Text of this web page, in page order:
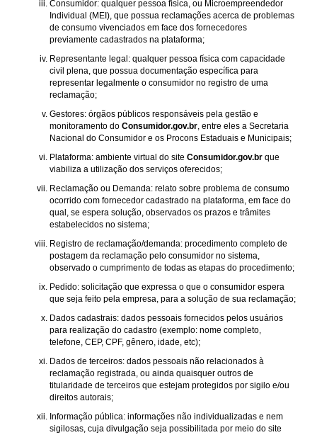
Consumidor: qualquer pessoa física, ou Microempreendedor
Individual (MEI), que possua reclamações acerca de problemas
de consumo vivenciados em face dos fornecedores
previamente cadastrados na plataforma;
Representante legal: qualquer pessoa física com capacidade
civil plena, que possua documentação específica para
representar legalmente o consumidor no registro de uma
reclamação;
Gestores: órgãos públicos responsáveis pela gestão e
monitoramento do Consumidor.gov.br, entre eles a Secretaria
Nacional do Consumidor e os Procons Estaduais e Municipais;
Plataforma: ambiente virtual do site Consumidor.gov.br que
viabiliza a utilização dos serviços oferecidos;
Reclamação ou Demanda: relato sobre problema de consumo
ocorrido com fornecedor cadastrado na plataforma, em face do
qual, se espera solução, observados os prazos e trâmites
estabelecidos no sistema;
Registro de reclamação/demanda: procedimento completo de
postagem da reclamação pelo consumidor no sistema,
observado o cumprimento de todas as etapas do procedimento;
Pedido: solicitação que expressa o que o consumidor espera
que seja feito pela empresa, para a solução de sua reclamação;
Dados cadastrais: dados pessoais fornecidos pelos usuários
para realização do cadastro (exemplo: nome completo,
telefone, CEP, CPF, gênero, idade, etc);
Dados de terceiros: dados pessoais não relacionados à
reclamação registrada, ou ainda quaisquer outros de
titularidade de terceiros que estejam protegidos por sigilo e/ou
direitos autorais;
Informação pública: informações não individualizadas e nem
sigilosas, cuja divulgação seja possibilitada por meio do site